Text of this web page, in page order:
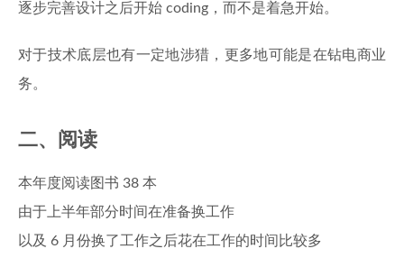
逐步完善设计之后开始 coding，而不是着急开始。
对于技术底层也有一定地涉猎，更多地可能是在钻电商业
务。
二、阅读
本年度阅读图书 38 本
由于上半年部分时间在准备换工作
以及 6 月份换了工作之后花在工作的时间比较多